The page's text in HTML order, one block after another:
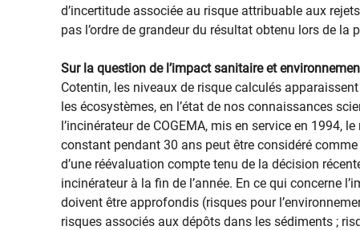
d’incertitude associée au risque attribuable aux
pas l’ordre de grandeur du résultat obtenu lors de la
Sur la question de l’impact sanitaire et
Cotentin, les niveaux de risque calculés
les écosystèmes, en l’état de nos connaissances
l’incinérateur de COGEMA, mis en service en 1994,
constant pendant 30 ans peut être considéré
d’une réévaluation compte tenu de la décision
incinérateur à la fin de l’année. En ce qui concerne
doivent être approfondis (risques pour
risques associés aux dépôts dans les sédiments ;